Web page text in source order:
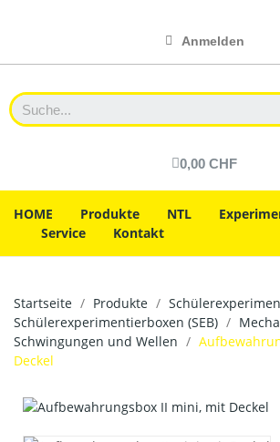
Anmelden
0,00 CHF
HOME Produkte NTL
Service
Kontakt
Startseite Produkte
Schülerexperimentierboxen (SEB)
Schwingungen und Wellen
Deckel